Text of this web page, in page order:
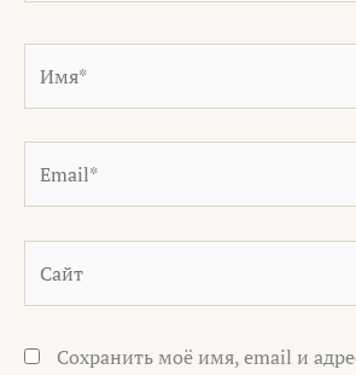
Сохранить моё имя, email и